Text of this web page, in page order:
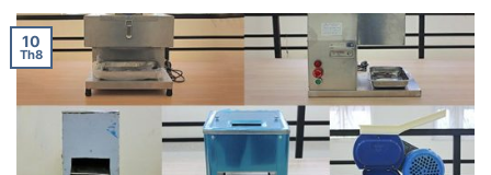
10
Th8